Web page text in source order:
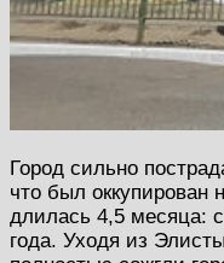
Город сильно
что был оккупирован
длилась 4,5 месяца: с
года. Уходя из